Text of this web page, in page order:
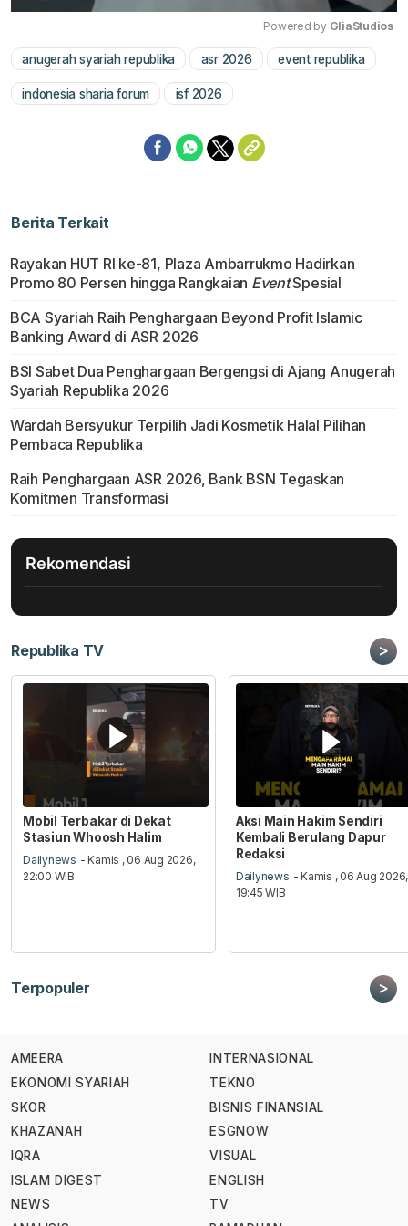
Mute
Powered by GliaStudios
anugerah syariah republika asr 2026 event republika
indonesia sharia forum isf 2026
Berita Terkait
Rayakan HUT RI ke-81, Plaza Ambarrukmo Hadirkan
Promo 80 Persen hingga Rangkaian EventSpesial
BCA Syariah Raih Penghargaan Beyond Profit Islamic
Banking Award di ASR 2026
BSI Sabet Dua Penghargaan Bergengsi di Ajang Anugerah
Syariah Republika 2026
Wardah Bersyukur Terpilih Jadi Kosmetik Halal Pilihan
Pembaca Republika
Raih Penghargaan ASR 2026, Bank BSN Tegaskan
Komitmen Transformasi
Rekomendasi
Republika TV >
Mobil Terbakar di Dekat
Stasiun Whoosh Halim
Dailynews - Kamis , 06 Aug 2026,
22:00 WIB
Aksi Main Hakim Sendiri
Kembali Berulang Dapur
Redaksi
Dailynews - Kamis , 06 Aug 2026,
19:45 WIB
Terpopuler >
AMEERA
EKONOMI SYARIAH
SKOR
KHAZANAH
IQRA
ISLAM DIGEST
NEWS
INTERNASIONAL
TEKNO
BISNIS FINANSIAL
ESGNOW
VISUAL
ENGLISH
TV